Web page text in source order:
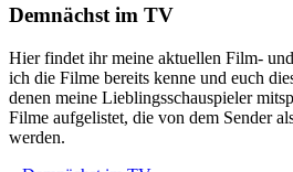
Demnächst im TV
Hier findet ihr meine aktuellen Film-
ich die Filme bereits kenne und euch
denen meine Lieblingsschauspieler
Filme aufgelistet, die von dem Sender
werden.